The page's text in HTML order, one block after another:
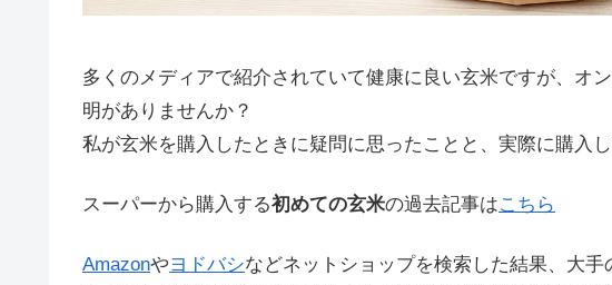
多くのメディアで紹介されていて健康に良い玄米ですが、オ
明がありませんか？
私が玄米を購入したときに疑問に思ったことと、実際に購入
スーパーから購入する初めての玄米の過去記事はこちら
Amazonやヨドバシなどネットショップを検索した結果、大